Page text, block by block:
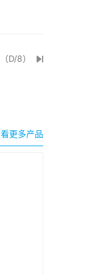
D/8）
更多产品